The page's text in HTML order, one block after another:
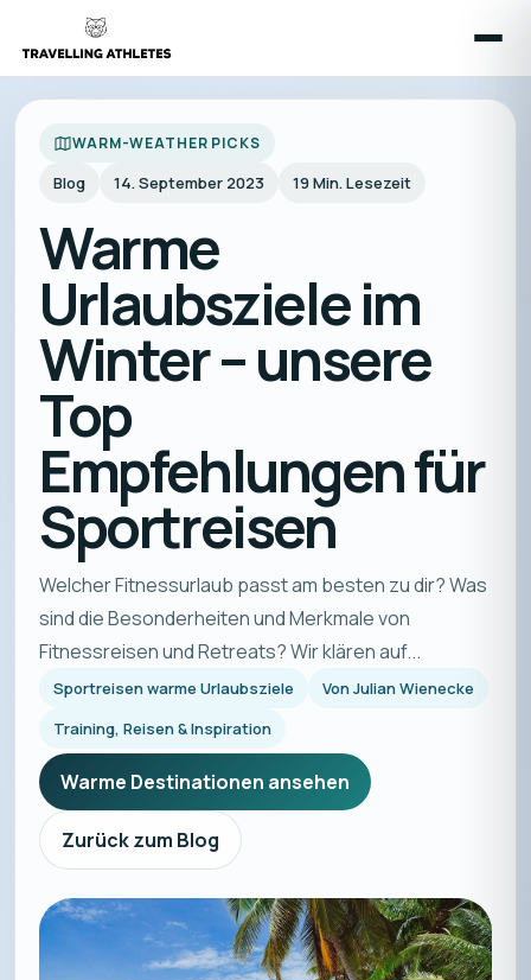
WARM-WEATHER PICKS
Blog 14. September 2023 19Min. Lesezeit
Warme
Urlaubsziele im
Winter – unsere
Top
Empfehlungen für
Sportreisen
Welcher Fitnessurlaub passt am besten zu dir? Was
sind die Besonderheiten und Merkmale von
Fitnessreisen und Retreats? Wir klären auf...
Sportreisen warme Urlaubsziele VonJulian Wienecke
Training, Reisen & Inspiration
Warme Destinationen ansehen
Zurück zum Blog